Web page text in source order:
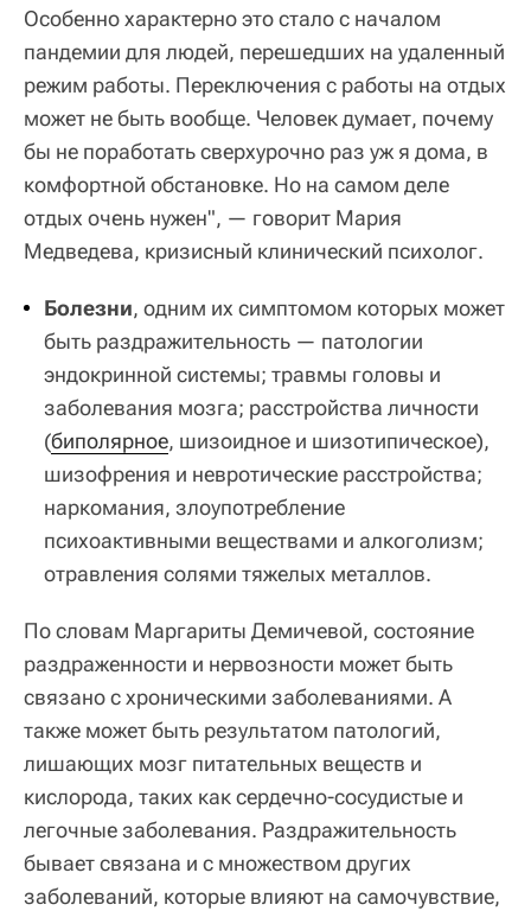
Особенно характерно это стало с началом
пандемии для людей, перешедших на удаленный
режим работы. Переключения с работы на отдых
может не быть вообще. Человек думает, почему
бы не поработать сверхурочно раз уж я дома, в
комфортной обстановке. Но на самом деле
отдых очень нужен", — говорит Мария
Медведева, кризисный клинический психолог.
Болезни, одним их симптомом которых может
быть раздражительность — патологии
эндокринной системы; травмы головы и
заболевания мозга; расстройства личности
(биполярное, шизоидное и шизотипическое),
шизофрения и невротические расстройства;
наркомания, злоупотребление
психоактивными веществами и алкоголизм;
отравления солями тяжелых металлов.
По словам Маргариты Демичевой, состояние
раздраженности и нервозности может быть
связано с хроническими заболеваниями. А
также может быть результатом патологий,
лишающих мозг питательных веществ и
кислорода, таких как сердечно-сосудистые и
легочные заболевания. Раздражительность
бывает связана и с множеством других
заболеваний, которые влияют на самочувствие,